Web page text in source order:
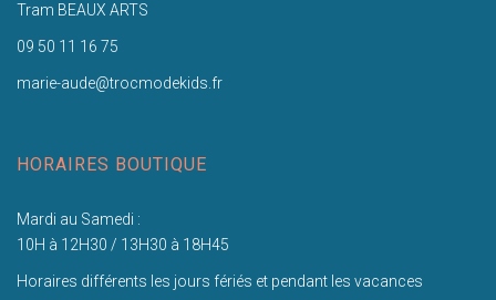
Tram BEAUX ARTS
09 50 11 16 75
marie-aude@trocmodekids.fr
HORAIRES BOUTIQUE
Mardi au Samedi :
10H à 12H30 / 13H30 à 18H45
Horaires différents les jours fériés et pendant les vacances